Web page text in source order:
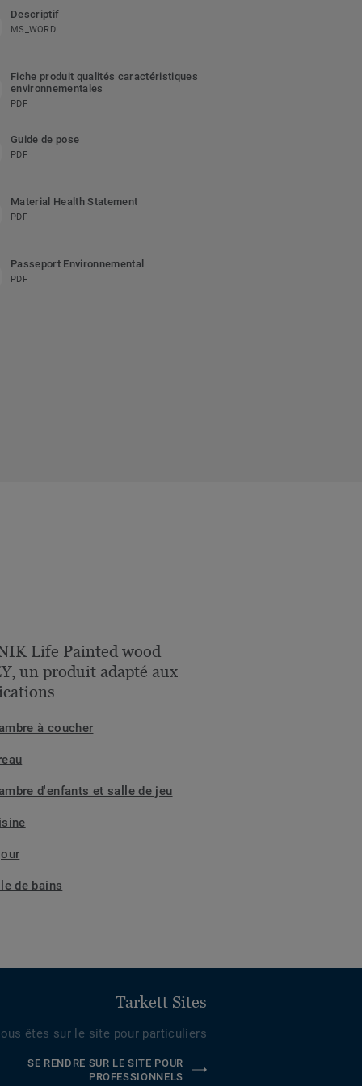
Descriptif
MS_WORD
Fiche produit qualités caractéristiques
environnementales
PDF
Guide de pose
PDF
Material Health Statement
PDF
Passeport Environnemental
PDF
Life Painted wood
un produit adapté aux
à coucher
d'enfants et salle de jeu
de bains
Tarkett Sites
êtes sur le site pour particuliers
SE RENDRE SUR LE SITE POUR
PROFESSIONNELS